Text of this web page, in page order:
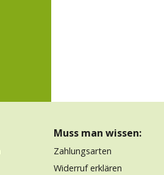
Muss man wissen:
Zahlungsarten
Widerruf erklären